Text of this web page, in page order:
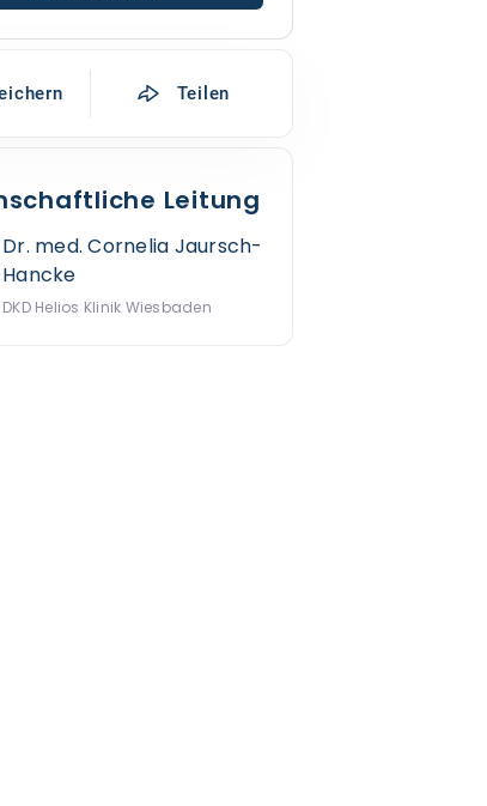
Teilen
Leitung
Dr. med. Cornelia Jaursch-
Hancke
DKD Helios Klinik Wiesbaden